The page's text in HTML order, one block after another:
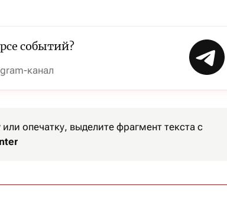
событий?
канал
опечатку, выделите фрагмент текста с